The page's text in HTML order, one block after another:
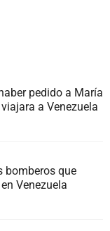
pedido a María
a Venezuela
bomberos que
Venezuela